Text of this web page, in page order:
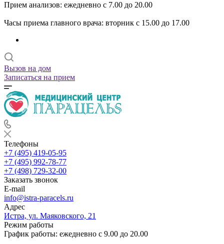
Прием анализов: ежедневно с 7.00 до 20.00
Часы приема главного врача: вторник с 15.00 до 17.00
Вызов на дом
Записаться на прием
Телефоны
+7 (495) 419-05-95
+7 (495) 992-78-77
+7 (498) 729-32-00
Заказать звонок
E-mail
info@istra-paracels.ru
Адрес
Истра, ул. Маяковского, 21
Режим работы
График работы: ежедневно с 9.00 до 20.00